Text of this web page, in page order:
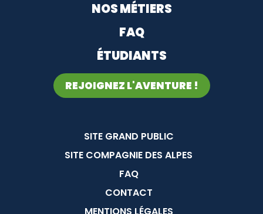
NOS MÉTIERS
FAQ
ÉTUDIANTS
REJOIGNEZ L'AVENTURE !
Menu Pied de page
SITE GRAND PUBLIC
SITE COMPAGNIE DES ALPES
FAQ
CONTACT